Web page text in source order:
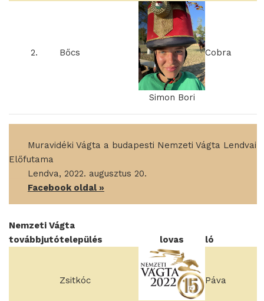
2. Bőcs
Simon Bori
Cobra
Muravidéki Vágta a budapesti Nemzeti Vágta Lendvai
Előfutama
Lendva, 2022. augusztus 20.
Facebook oldal »
Nemzeti Vágta
továbbjutótelepülés lovas ló
Zsitkóc Páva